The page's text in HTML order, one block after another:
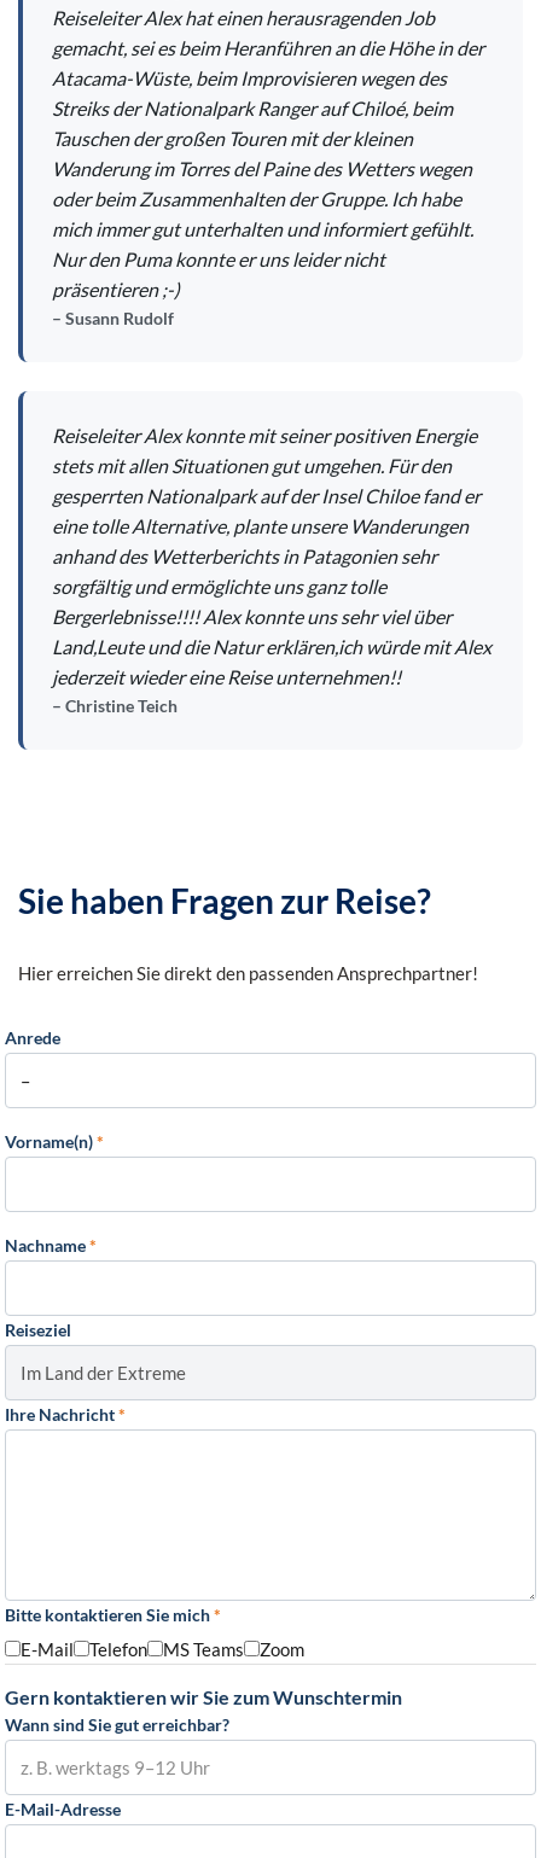
Reiseleiter Alex hat einen herausragenden Job
gemacht, sei es beim Heranführen an die Höhe in der
Atacama-Wüste, beim Improvisieren wegen des
Streiks der Nationalpark Ranger auf Chiloé, beim
Tauschen der großen Touren mit der kleinen
Wanderung im Torres del Paine des Wetters wegen
oder beim Zusammenhalten der Gruppe. Ich habe
mich immer gut unterhalten und informiert gefühlt.
Nur den Puma konnte er uns leider nicht
präsentieren ;-)
Susann Rudolf
Reiseleiter Alex konnte mit seiner positiven Energie
stets mit allen Situationen gut umgehen. Für den
gesperrten Nationalpark auf der Insel Chiloe fand er
eine tolle Alternative, plante unsere Wanderungen
anhand des Wetterberichts in Patagonien sehr
sorgfältig und ermöglichte uns ganz tolle
Bergerlebnisse!!!! Alex konnte uns sehr viel über
Land,Leute und die Natur erklären,ich würde mit Alex
jederzeit wieder eine Reise unternehmen!!
Christine Teich
Sie haben Fragen zur Reise?
Hier erreichen Sie direkt den passenden Ansprechpartner!
Anrede
Vorname(n)*
Nachname*
Reiseziel
Ihre Nachricht*
Bitte kontaktieren Sie mich*
E-Mail Telefon MS Teams Zoom
Gern kontaktieren wir Sie zum Wunschtermin
Wann sind Sie gut erreichbar?
E-Mail-Adresse